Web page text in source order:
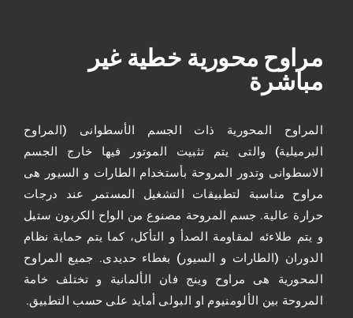
مراوح محورية خطية غير
مباشرة
المراوح المحورية ذات الجسم الأسطوانى (المراوح
البرميلية) والتى يتم تثبيت الموتور فيها خارج الجسم
الاسطوانى وتدور المروحة بأستخدام الطارات و السيور هى
مراوح مناسبة لتطبيقات التشغيل المستمر عند درجات
حرارة عالية. جسم المروحة مصنوع من الواح الكربون ستيل
و يتم طلاءئه لمقاومة الصدأ و التأكل، كما يتم حماية نظام
الدوران (الطارات و السيور) بغطاء حديدى. جميع المراوح
المحورية هى مراوح وينج فان الألمانية و تختلف خامة
المروحة بين الألومنيوم او البولى أمايد على حسب التطبيق.